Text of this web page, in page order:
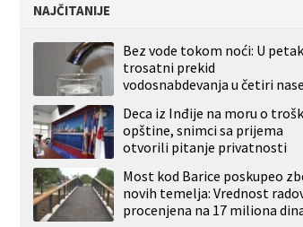
NAJČITANIJE
Bez vode tokom noći: U petak
trosatni prekid
vodosnabdevanja u četiri
Deca iz Inđije na moru o
opštine, snimci sa prijema
otvorili pitanje privatnosti
Most kod Barice poskupeo
novih temelja: Vrednost
procenjena na 17 miliona